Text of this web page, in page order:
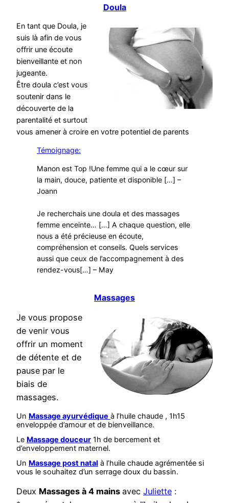
Doula
En tant que Doula, je
suis là afin de vous
offrir une écoute
bienveillante et non
jugeante.
Être doula c’est vous
soutenir dans le
découverte de la
parentalité et surtout
vous amener à croire en votre potentiel de parents
Témoignage:
Manon est Top !Une femme qui a le cœur sur
la main, douce, patiente et disponible […] –
Joann
Je recherchais une doula et des massages
femme enceinte… […] A chaque question, elle
nous a été précieuse en écoute,
compréhension et conseils. Quels services
aussi que ceux de l’accompagnement à des
rendez-vous[…] – May
Massages
Je vous propose
de venir vous
offrir un moment
de détente et de
pause par le
biais de
massages.
Un Massage ayurvédique à l’huile chaude , 1h15
enveloppée d’amour et de bienveillance.
Le Massage douceur 1h de bercement et
d’enveloppement maternel.
Un Massage post natal à l’huile chaude agrémentée si
vous le souhaitez d’un serrage doux du bassin.
Deux Massages à 4 mains avec Juliette :